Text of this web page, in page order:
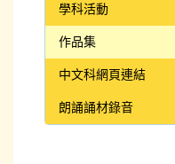
學科活動
作品集
中文科網頁連結
朗誦誦材錄音